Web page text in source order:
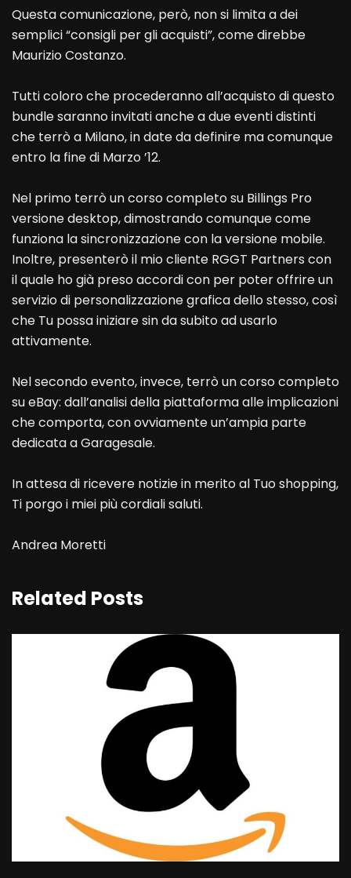
Questa comunicazione, però, non si limita a dei
semplici “consigli per gli acquisti”, come direbbe
Maurizio Costanzo.
Tutti coloro che procederanno all’acquisto di questo
bundle saranno invitati anche a due eventi distinti
che terrò a Milano, in date da definire ma comunque
entro la fine di Marzo ’12.
Nel primo terrò un corso completo su Billings Pro
versione desktop, dimostrando comunque come
funziona la sincronizzazione con la versione mobile.
Inoltre, presenterò il mio cliente RGGT Partners con
il quale ho già preso accordi con per poter offrire un
servizio di personalizzazione grafica dello stesso, così
che Tu possa iniziare sin da subito ad usarlo
attivamente.
Nel secondo evento, invece, terrò un corso completo
su eBay: dall’analisi della piattaforma alle implicazioni
che comporta, con ovviamente un’ampia parte
dedicata a Garagesale.
In attesa di ricevere notizie in merito al Tuo shopping,
Ti porgo i miei più cordiali saluti.
Andrea Moretti
Related Posts